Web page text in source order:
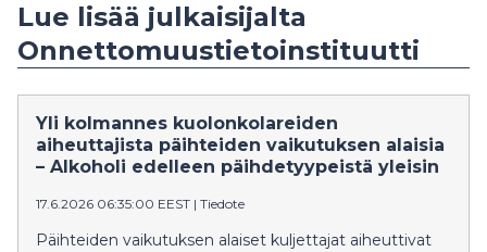
Lue lisää julkaisijalta
Onnettomuustietoinstituutti
Yli kolmannes kuolonkolareiden
aiheuttajista päihteiden vaikutuksen alaisia
– Alkoholi edelleen päihdetyypeistä yleisin
17.6.2026 06:35:00 EEST | Tiedote
Päihteiden vaikutuksen alaiset kuljettajat aiheuttivat